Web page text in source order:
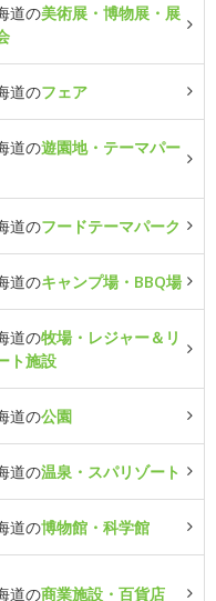
道の美術展・博物展・展
道のフェア
道の遊園地・テーマパー
道のフードテーマパーク
道のキャンプ場・BBQ場
道の牧場・レジャー＆リ
ト施設
道の公園
道の温泉・スパリゾート
道の博物館・科学館
道の商業施設・百貨店